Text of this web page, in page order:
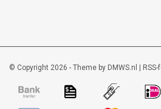
© Copyright 2026 - Theme by DMWS.nl | RSS-